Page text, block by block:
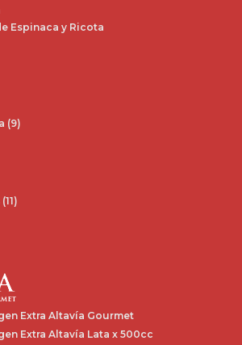
Espinaca y Ricota
(9)
Extra Altavía Gourmet
Extra Altavía Lata x 500cc